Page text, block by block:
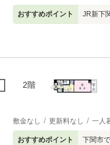
おすすめポイント JR新下
2階
敷金なし 更新料なし 一人
おすすめポイント 下関市